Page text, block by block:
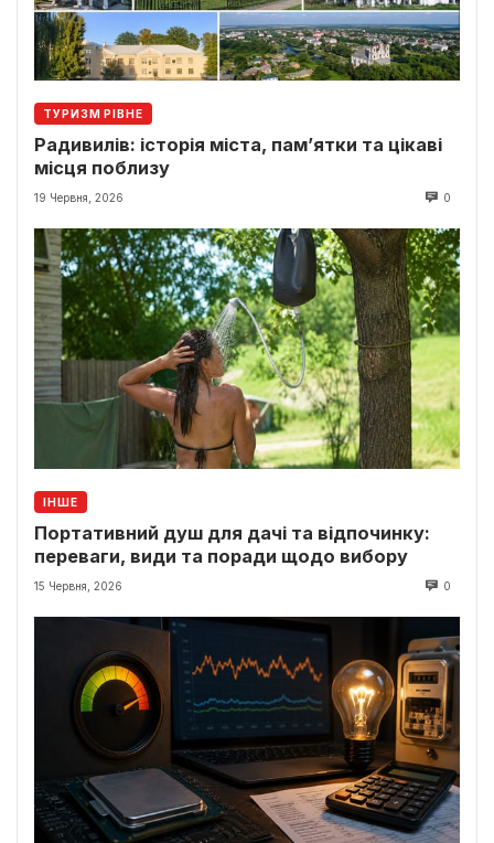
ТУРИЗМ РІВНЕ
Радивилів: історія міста, пам’ятки та цікаві
місця поблизу
19 Червня, 2026 0
ІНШЕ
Портативний душ для дачі та відпочинку:
переваги, види та поради щодо вибору
15 Червня, 2026 0